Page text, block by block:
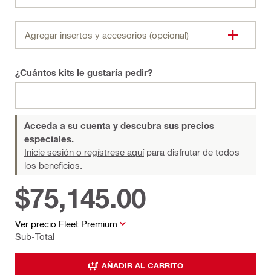
Agregar insertos y accesorios (opcional)
¿Cuántos kits le gustaría pedir?
Acceda a su cuenta y descubra sus precios
especiales.
Inicie sesión o regístrese aquípara disfrutar de todos
los beneficios.
Ver precio Fleet Premium
Sub-Total
$75,145.00
AÑADIR AL CARRITO